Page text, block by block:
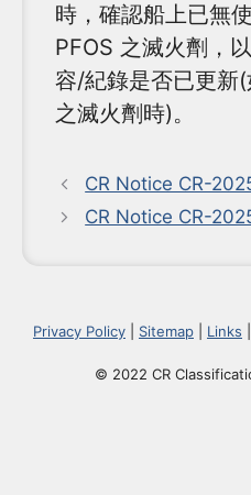
時，確認船上已無
PFOS 之滅火劑，
容/紀錄是否已更新
之滅火劑時)。
CR Notice CR-
CR Notice CR-
Privacy Policy Sitemap Links
© 2022 CR